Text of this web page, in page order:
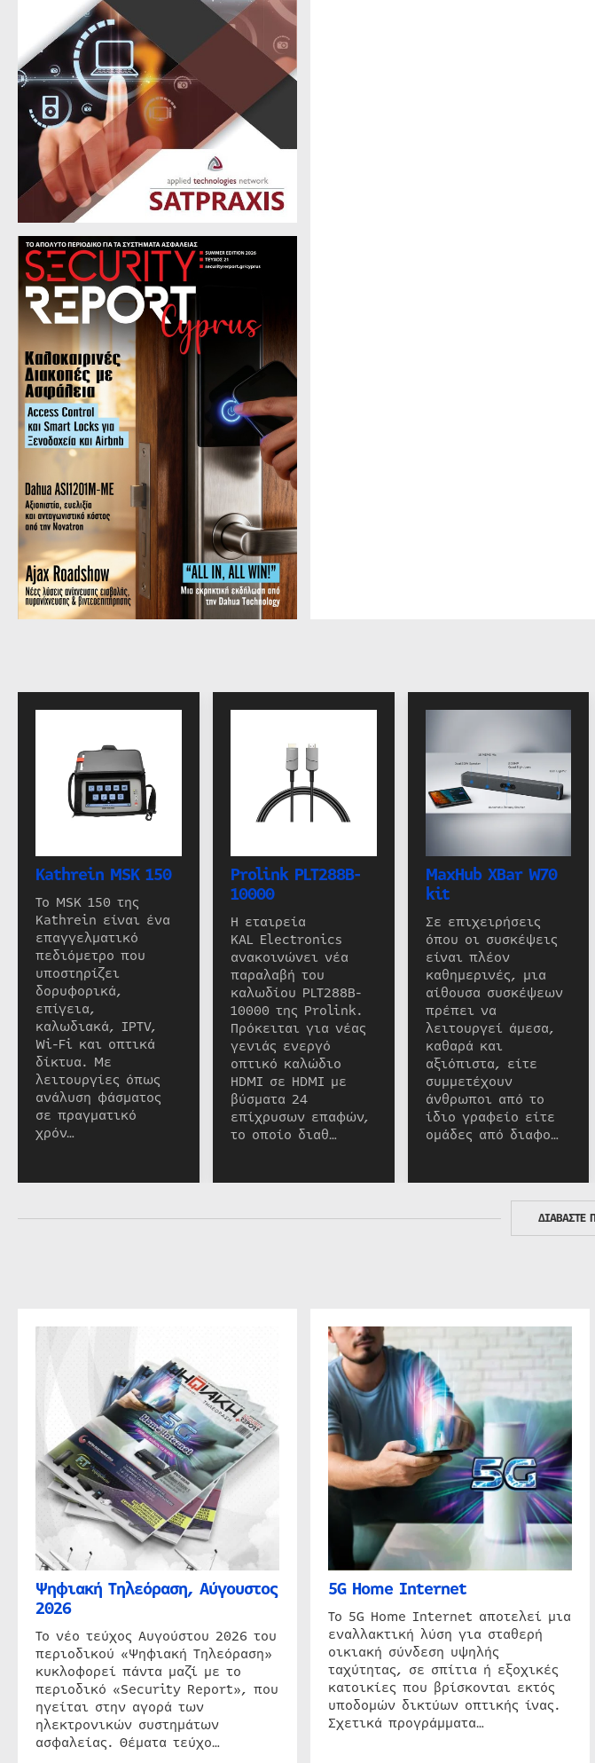
Kathrein MSK 150
Το MSK 150 της
Kathrein είναι ένα
επαγγελματικό
πεδιόμετρο που
υποστηρίζει
δορυφορικά,
επίγεια,
καλωδιακά, IPTV,
Wi-Fi και οπτικά
δίκτυα. Με
λειτουργίες όπως
ανάλυση φάσματος
σε πραγματικό
χρόν…
Prolink PLT288B-
10000
Η εταιρεία
KAL Electronics
ανακοινώνει νέα
παραλαβή του
καλωδίου PLT288B-
10000 της Prolink.
Πρόκειται για νέας
γενιάς ενεργό
οπτικό καλώδιο
HDMI σε HDMI με
βύσματα 24
επίχρυσων επαφών,
το οποίο διαθ…
MaxHub XBar W70
kit
Σε επιχειρήσεις
όπου οι συσκέψεις
είναι πλέον
καθημερινές, μια
αίθουσα συσκέψεων
πρέπει να
λειτουργεί άμεσα,
καθαρά και
αξιόπιστα, είτε
συμμετέχουν
άνθρωποι από το
ίδιο γραφείο είτε
ομάδες από διαφο…
ΔΙΑΒΑΣΤΕ
Ψηφιακή Τηλεόραση, Αύγουστος
2026
Το νέο τεύχος Αυγούστου 2026 του
περιοδικού «Ψηφιακή Τηλεόραση»
κυκλοφορεί πάντα μαζί με το
περιοδικό «Security Report», που
ηγείται στην αγορά των
ηλεκτρονικών συστημάτων
ασφαλείας. Θέματα τεύχο…
5G Home Internet
Το 5G Home Internet αποτελεί μια
εναλλακτική λύση για σταθερή
οικιακή σύνδεση υψηλής
ταχύτητας, σε σπίτια ή εξοχικές
κατοικίες που βρίσκονται εκτός
υποδομών δικτύων οπτικής ίνας.
Σχετικά προγράμματα…